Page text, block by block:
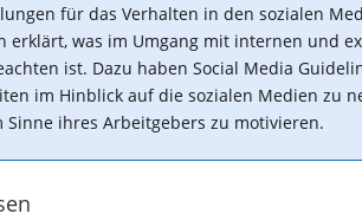
für das Verhalten in den sozialen
erklärt, was im Umgang mit internen und
ist. Dazu haben Social Media
im Hinblick auf die sozialen Medien zu
Sinne ihres Arbeitgebers zu motivieren.